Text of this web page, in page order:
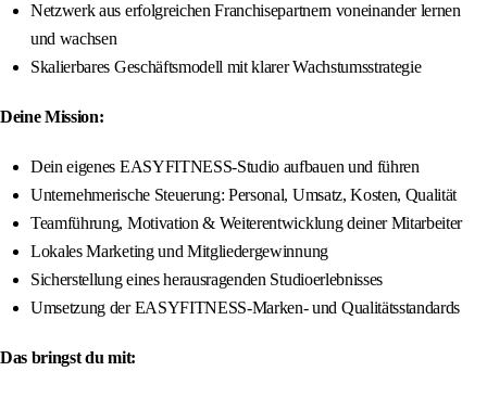
Netzwerk aus erfolgreichen Franchisepartnern voneinander lernen
und wachsen
Skalierbares Geschäftsmodell mit klarer Wachstumsstrategie
Deine Mission:
Dein eigenes EASYFITNESS-Studio aufbauen und führen
Unternehmerische Steuerung: Personal, Umsatz, Kosten, Qualität
Teamführung, Motivation & Weiterentwicklung deiner Mitarbeiter
Lokales Marketing und Mitgliedergewinnung
Sicherstellung eines herausragenden Studioerlebnisses
Umsetzung der EASYFITNESS-Marken- und Qualitätsstandards
Das bringst du mit: